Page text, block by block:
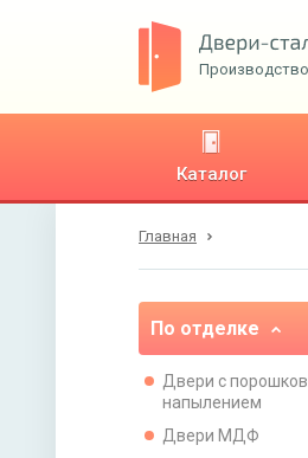
Каталог
Главная
По отделке
Двери с
напылением
Двери МДФ